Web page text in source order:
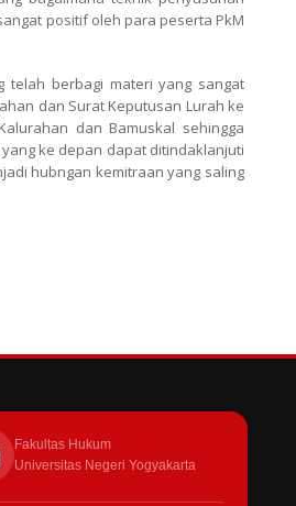
positif oleh para peserta PkM
telah berbagi materi yang sangat
dan Surat Keputusan Lurah ke
dan Bamuskal sehingga
ke depan dapat ditindaklanjuti
hubngan kemitraan yang saling
Fakultas Hukum
Universitas Negeri Yogyakarta